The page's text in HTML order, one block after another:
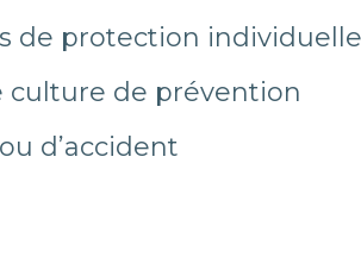
de protection
de prévention
d’accident